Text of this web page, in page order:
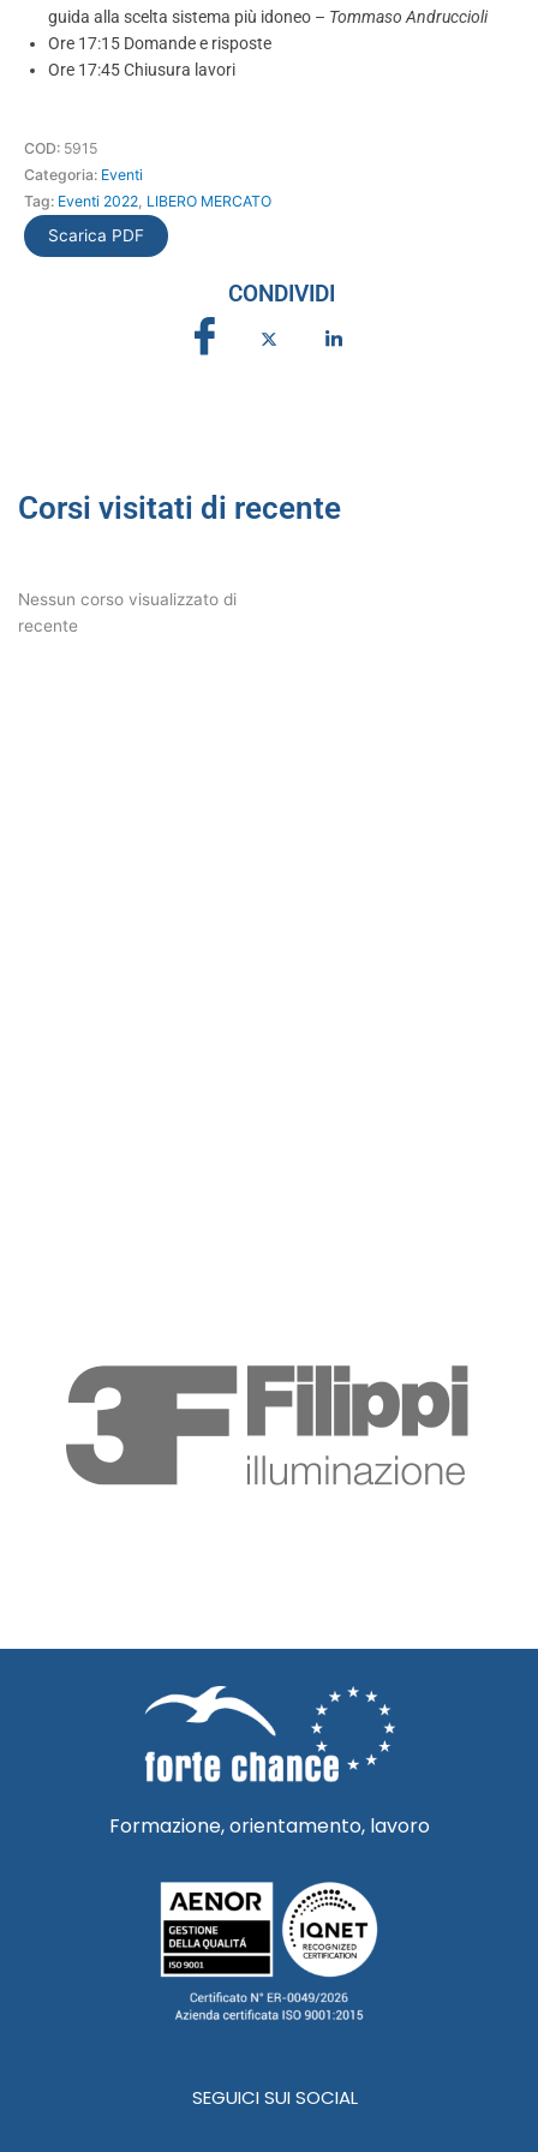
guida alla scelta sistema più idoneo – Tommaso Andruccioli
Ore 17:15 Domande e risposte
Ore 17:45 Chiusura lavori
COD: 5915
Categoria: Eventi
Tag: Eventi 2022, LIBERO MERCATO
Scarica PDF
CONDIVIDI
Corsi visitati di recente
Nessun corso visualizzato di
recente
Formazione, orientamento, lavoro
SEGUICI SUI SOCIAL